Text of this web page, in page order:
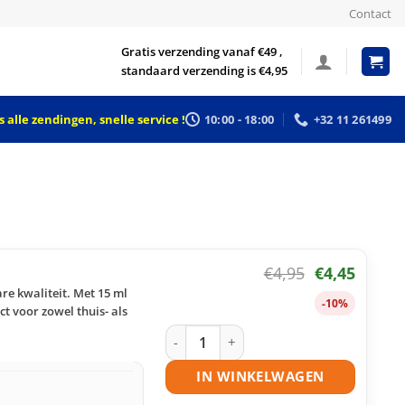
Contact
Gratis verzending vanaf €49 ,
standaard verzending is €4,95
zendingen, snelle service ! 10:00 - 18:00 +32 11 261499
kwaliteit. Met 15 ml
voor zowel thuis- als
€4,95 €4,45
-10%
Epson 26 (T2601) inktcartridge zwart
IN WINKELWAGEN